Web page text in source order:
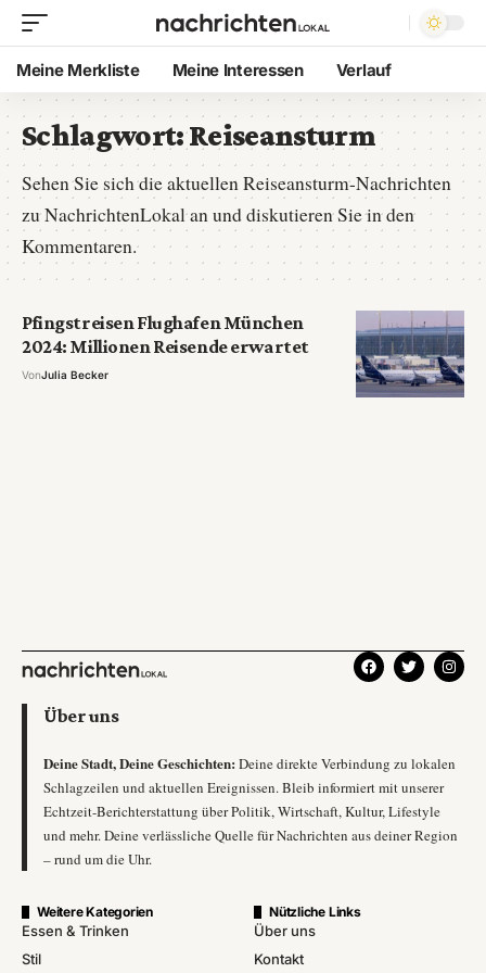
Meine Merkliste Meine Interessen Verlauf
Schlagwort:Reiseansturm
Sehen Sie sich die aktuellen Reiseansturm-Nachrichten
zu NachrichtenLokal an und diskutieren Sie in den
Kommentaren.
Pfingstreisen Flughafen München
2024: Millionen Reisende erwartet
VonJulia Becker
Über uns
Deine Stadt, Deine Geschichten: Deine direkte Verbindung zu lokalen
Schlagzeilen und aktuellen Ereignissen. Bleib informiert mit unserer
Echtzeit-Berichterstattung über Politik, Wirtschaft, Kultur, Lifestyle
und mehr. Deine verlässliche Quelle für Nachrichten aus deiner Region
– rund um die Uhr.
Weitere Kategorien
Essen & Trinken
Stil
Nützliche Links
Über uns
Kontakt